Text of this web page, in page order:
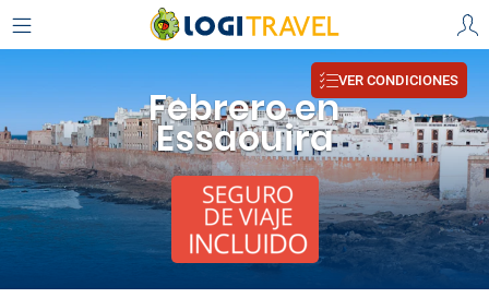
Febrero en
Essaouira
VER CONDICIONES